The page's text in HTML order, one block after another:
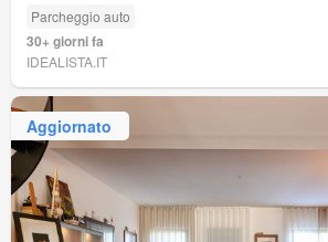
Parcheggio auto
30+ giorni fa
IDEALISTA.IT
Aggiornato